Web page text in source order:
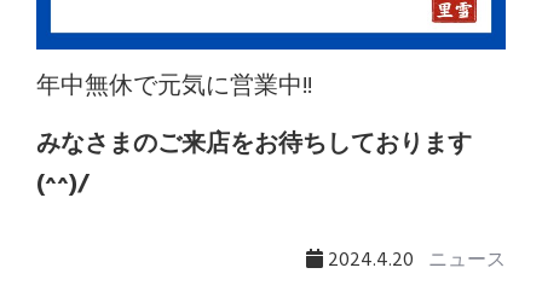
年中無休で元気に営業中!!
みなさまのご来店をお待ちしております
(^^)/
2024.4.20 ニュース